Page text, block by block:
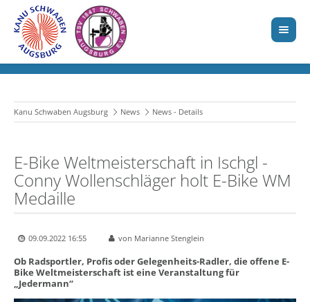
Kanu Schwaben Augsburg News News - Details
E-Bike Weltmeisterschaft in Ischgl -
Conny Wollenschläger holt E-Bike WM
Medaille
09.09.2022 16:55 von Marianne Stenglein
Ob Radsportler, Profis oder Gelegenheits-Radler, die offene E-
Bike Weltmeisterschaft ist eine Veranstaltung für
„Jedermann“